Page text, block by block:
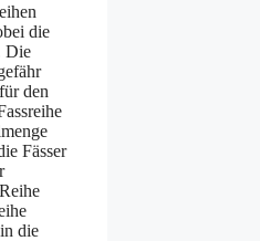
die
Die
den
Fässer
die